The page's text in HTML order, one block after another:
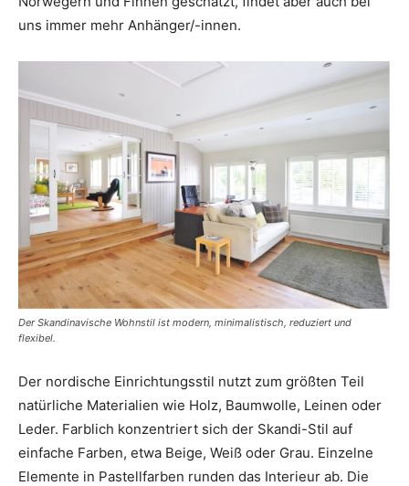
uns immer mehr Anhänger/-innen.
Der Skandinavische Wohnstil ist modern, minimalistisch, reduziert und
flexibel.
Der nordische Einrichtungsstil nutzt zum größten Teil
natürliche Materialien wie Holz, Baumwolle, Leinen oder
Leder. Farblich konzentriert sich der Skandi-Stil auf
einfache Farben, etwa Beige, Weiß oder Grau. Einzelne
Elemente in Pastellfarben runden das Interieur ab. Die